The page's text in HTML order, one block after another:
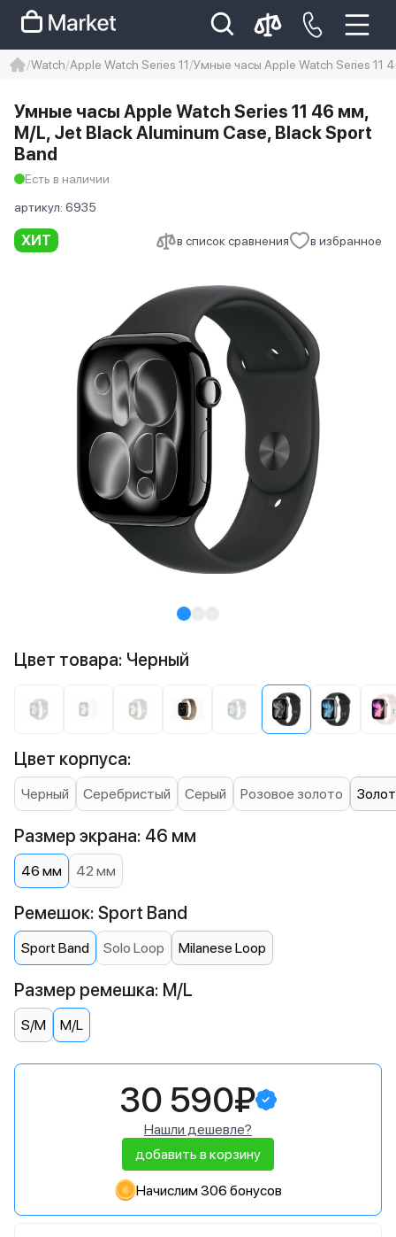
Iphone 14 pro max
айфон 14
Watch Apple Watch Series 11 Умные часы Apple Watch Series 11
ХИТ в список сравнения в избранное
Умные часы Apple Watch Series 11 46 мм,
M/L, Jet Black Aluminum Case, Black Sport
Band
Есть в наличии
артикул: 6935
Цвет товара: Черный
Цвет корпуса:
Черный Серебристый Серый Розовое золото
Размер экрана: 46 мм
46 мм 42 мм
Ремешок: Sport Band
Sport Band Solo Loop Milanese Loop
Размер ремешка: M/L
S/M M/L
30 590₽
Нашли дешевле?
добавить в корзину
Начислим 306 бонусов